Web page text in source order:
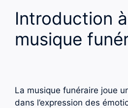
Introduction
musique
La musique funéraire joue
dans l’expression des